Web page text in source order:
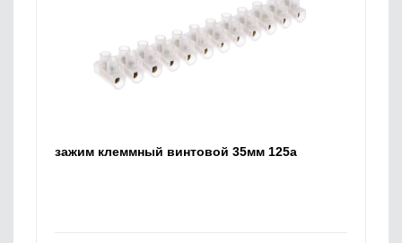
зажим клеммный винтовой 35мм 125а